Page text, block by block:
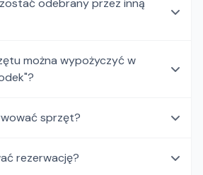
odebrany przez inną
można wypożyczyć w
sprzęt?
rezerwację?